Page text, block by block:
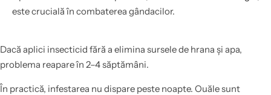
este crucială în combaterea gândacilor.
Dacă aplici insecticid fără a elimina sursele de hrana și apa,
problema reapare în 2–4 săptămâni.
În practică, infestarea nu dispare peste noapte. Ouăle sunt